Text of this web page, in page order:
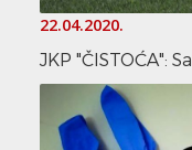
22.04.2020.
JKP "ČISTOĆA":